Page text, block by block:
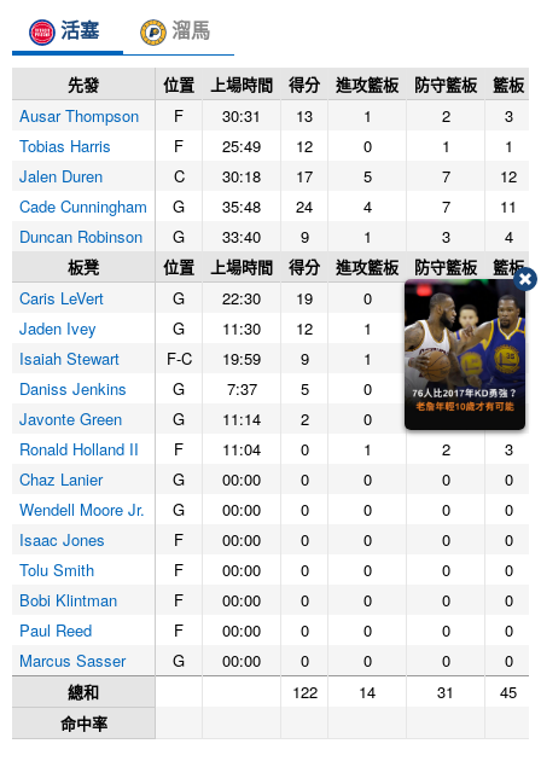
活塞 溜馬
先發 位置 上場時間 得分 進攻籃板 防守籃板 籃板
Ausar Thompson
F 30:31 13 1 2
3
Tobias Harris
F 25:49 12 0 1
1
Jalen Duren
C 30:18 17 5 7
12
Cade Cunningham
G 35:48 24 4 7
11
Duncan Robinson
G 33:40 9 1 3
4
板凳
位置 上場時間 得分 進攻籃板 防守籃板 籃板
Caris LeVert
G 22:30 19 0 1
1
Jaden Ivey
G 11:30 12 1 2
3
Isaiah Stewart
F-C 19:59 9 1 4
5
Daniss Jenkins
G 7:37 5 0 2
2
Javonte Green
G 11:14 2 0 0
0
Ronald Holland II
F 11:04 0 1 2
3
Chaz Lanier
G 00:00 0 0 0
0
Wendell Moore Jr.
G 00:00 0 0 0
0
Isaac Jones
F 00:00 0 0 0
0
Tolu Smith
F 00:00 0 0 0
0
Bobi Klintman
F 00:00 0 0 0
0
Paul Reed
F 00:00 0 0 0
0
Marcus Sasser
G 00:00 0 0 0
0
總和
122 14 31
45
命中率